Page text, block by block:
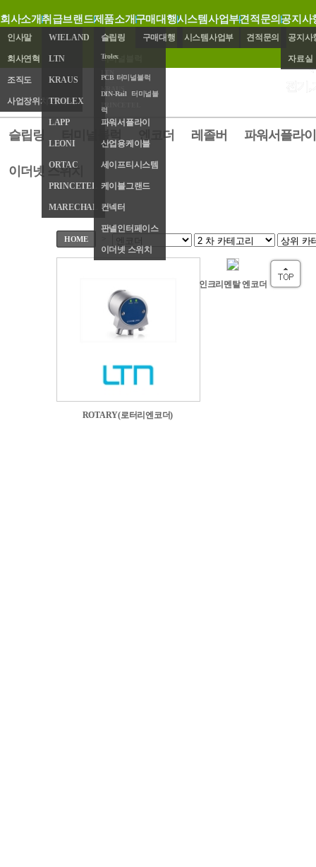
회사소개
인사말
회사연혁
조직도
사업장위치/연락처
취급브랜드
WIELAND
LTN
KRAUS
TROLEX
LAPP
LEONI
ORTAC
PRINCETEL
MARECHAL
제품소개
슬립링
Trolex
터미널블럭
PCB 터미널블럭
DIN-Rail 터미널블
럭
엔코더
파워서플라이
산업용케이블
세이프티시스템
케이블그랜드
컨넥터
판넬인터페이스
이더넷 스위치
구매대행
구매대행
시스템사업부
시스템사업부
견적문의
견적문의
공지사
공지사
자료실
슬립링 엔코더 레졸버 파워서플라이
이더넷 스위치
HOME
ROTARY(로터리엔코더)
인크리멘탈 엔코더